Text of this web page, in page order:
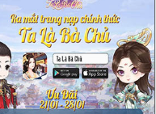
liên kết nhân duyên ngọt
xây dựng nên một câu
lạ cùng những yếu tố
tình, thời trang, kinh